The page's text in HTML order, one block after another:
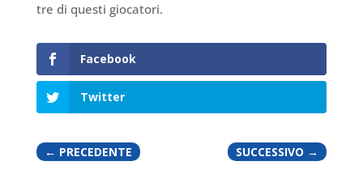
tre di questi giocatori.
Facebook
Twitter
← PRECEDENTE SUCCESSIVO →